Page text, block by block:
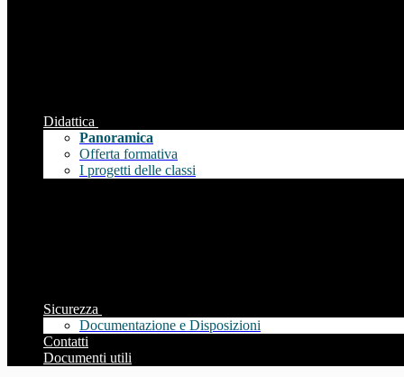
Didattica
Panoramica
Offerta formativa
I progetti delle classi
Sicurezza
Documentazione e Disposizioni
Contatti
Documenti utili